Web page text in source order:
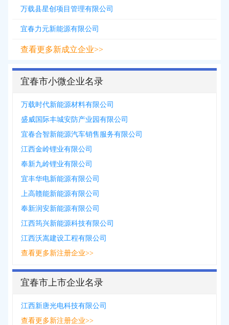
万载县星创项目管理有限公司
宜春力元新能源有限公司
查看更多新成立企业>>
宜春市小微企业名录
万载时代新能源材料有限公司
盛威国际丰城安防产业园有限公司
宜春合智新能源汽车销售服务有限公司
江西金岭锂业有限公司
奉新九岭锂业有限公司
宜丰华电新能源有限公司
上高赣能新能源有限公司
奉新润安新能源有限公司
江西筠兴新能源科技有限公司
江西沃嵩建设工程有限公司
查看更多新注册企业>>
宜春市上市企业名录
江西新唐光电科技有限公司
查看更多新注册企业>>